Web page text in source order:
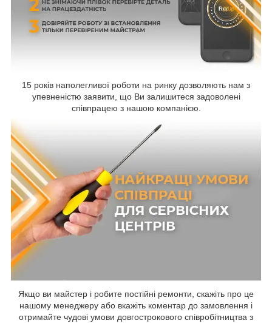
15 років наполегливої роботи на ринку дозволяють нам з
упевненістю заявити, що Ви залишитеся задоволені
співпрацею з нашою компанією.
Якщо ви майстер і робите постійні ремонти, скажіть про це
нашому менеджеру або вкажіть коментар до замовлення і
отримайте чудові умови довгострокового співробітництва з